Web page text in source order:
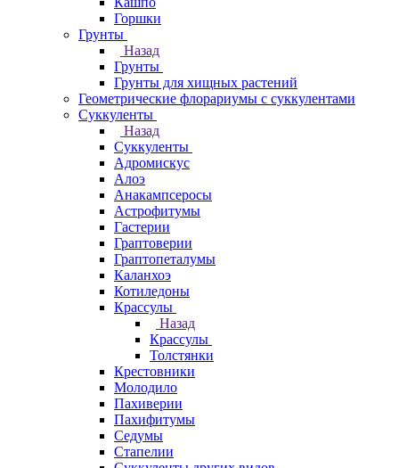
Горшки
Грунты
Назад
Грунты
Грунты для хищных растений
Геометрические флорариумы с суккулентами
Суккуленты
Назад
Суккуленты
Адромискус
Алоэ
Анакампсеросы
Астрофитумы
Гастерии
Граптоверии
Граптопеталумы
Каланхоэ
Котиледоны
Крассулы
Назад
Крассулы
Толстянки
Крестовники
Молодило
Пахиверии
Пахифитумы
Седумы
Стапелии